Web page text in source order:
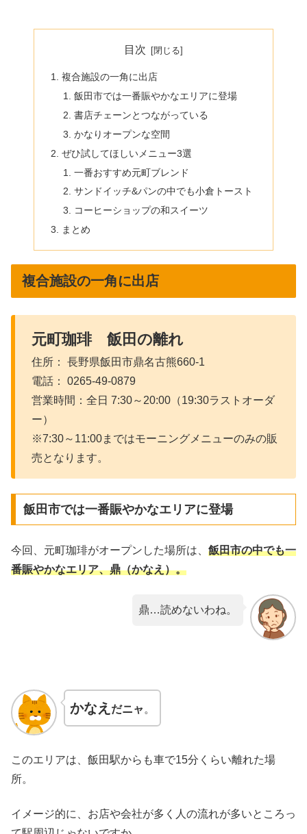
目次
複合施設の一角に出店
飯田市では一番賑やかなエリアに登場
書店チェーンとつながっている
かなりオープンな空間
ぜひ試してほしいメニュー3選
一番おすすめ元町ブレンド
サンドイッチ&パンの中でも小倉トースト
コーヒーショップの和スイーツ
まとめ
複合施設の一角に出店
元町珈琲 飯田の離れ
住所： 長野県飯田市鼎名古熊660-1
電話： 0265-49-0879
営業時間：全日 7:30～20:00（19:30ラストオーダ
ー）
※7:30～11:00まではモーニングメニューのみの販
売となります。
飯田市では一番賑やかなエリアに登場
今回、元町珈琲がオープンした場所は、 飯田市の中でも一
番賑やかなエリア、鼎（かなえ）。
鼎…読めないわね。
かなえ だニャ。
このエリアは、飯田駅からも車で15分くらい離れた場
所。
イメージ的に、お店や会社が多く人の流れが多いところっ